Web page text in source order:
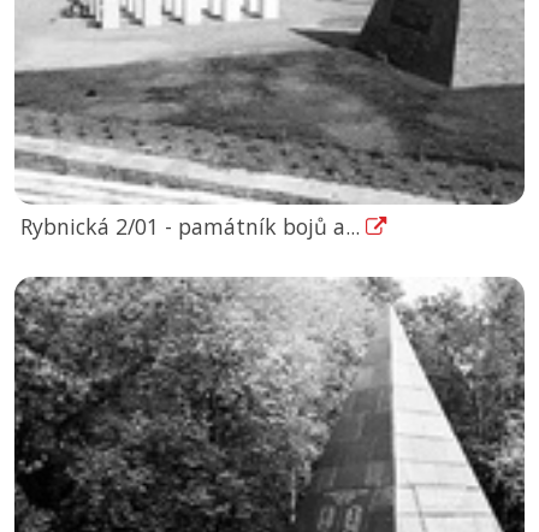
Rybnická 2/01 - památník bojů a...